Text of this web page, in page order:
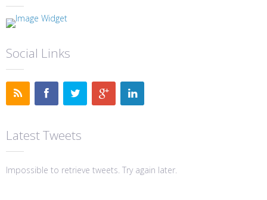
Social Links
Latest Tweets
Impossible to retrieve tweets. Try again later.